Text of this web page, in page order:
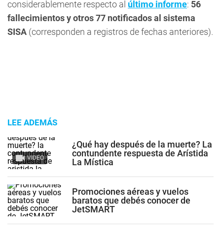
considerablemente respecto al último informe: 56
fallecimientos y otros 77 notificados al sistema
SISA (corresponden a registros de fechas anteriores).
LEE ADEMÁS
VIDEO
¿Qué hay después de la muerte? La
contundente respuesta de Arístida
La Mística
Promociones aéreas y vuelos
baratos que debés conocer de
JetSMART